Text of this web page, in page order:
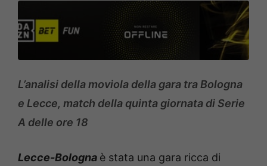
L’analisi della moviola della gara tra Bologna
e Lecce, match della quinta giornata di Serie
A delle ore 18
Lecce-Bologna è stata una gara ricca di